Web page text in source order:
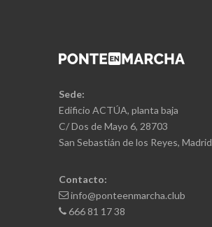
Sede:
Edificio ACTÚA, planta baja
C/ Dos de Mayo 6, 28703
San Sebastián de los Reyes, Madrid
Contacto:
info@ponteenmarcha.club
666 81 17 38